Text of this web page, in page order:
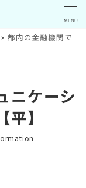
MENU
都内の金融機関で
ニケーシ
】
リー